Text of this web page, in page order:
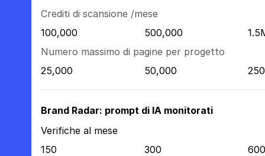
Crediti di scansione /mese
100,000
500,000
Numero massimo di pagine per progetto
25,000
50,000
Brand Radar: prompt di IA monitorati
Verifiche al mese
150
300
600